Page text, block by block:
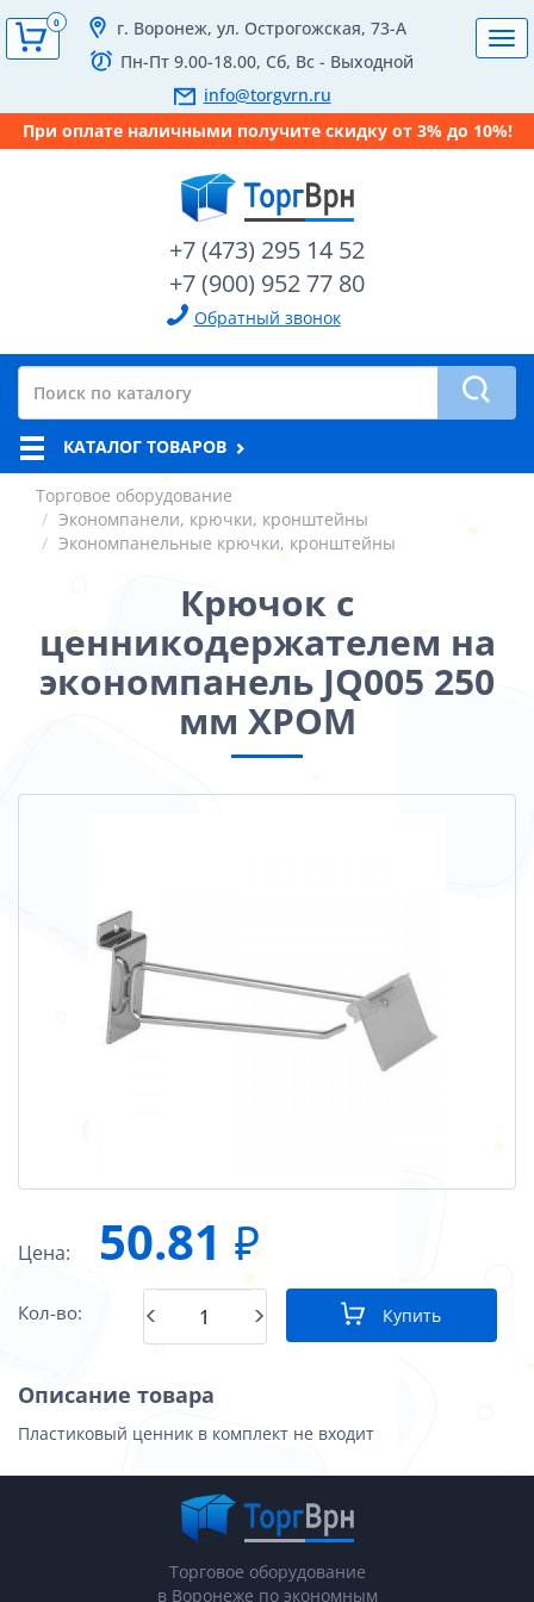
г. Воронеж, ул. Острогожская, 73-А
Пн-Пт 9.00-18.00, Сб, Вс - Выходной
info@torgvrn.ru
При оплате наличными получите скидку от 3% до 10%!
+7 (473) 295 14 52
+7 (900) 952 77 80
Обратный звонок
0
КАТАЛОГ ТОВАРОВ
Торговое оборудование
Экономпанели, крючки, кронштейны
Экономпанельные крючки, кронштейны
Крючок с
ценникодержателем на
экономпанель JQ005 250
мм ХРОМ
Цена: 50.81 ₽
Кол-во: Купить
Описание товара
Пластиковый ценник в комплект не входит
Торговое оборудование
в Воронеже по экономным